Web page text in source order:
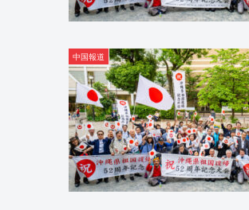
中国報道